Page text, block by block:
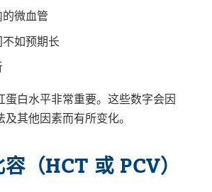
微血管
如预期长
蛋白水平非常重要。这些数字会因
及其他因素而有所变化。
（HCT 或 PCV）